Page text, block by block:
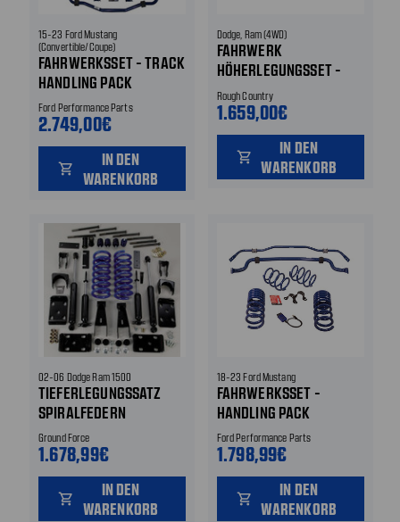
15-23 Ford Mustang
(Convertible/Coupe)
FAHRWERKSSET - TRACK
HANDLING PACK
Ford Performance Parts
2.749,00€
shopping_cart
IN DEN
WARENKORB
Dodge, Ram (4WD)
FAHRWERK
HÖHERLEGUNGSSET -
ROUGH COUNTRY - 6 "
HÖHER
Rough Country
1.659,00€
shopping_cart
IN DEN
WARENKORB
02-06 Dodge Ram 1500
TIEFERLEGUNGSSATZ
SPIRALFEDERN
Ground Force
1.678,99€
shopping_cart
IN DEN
WARENKORB
18-23 Ford Mustang
FAHRWERKSSET -
HANDLING PACK
Ford Performance Parts
1.798,99€
shopping_cart
IN DEN
WARENKORB